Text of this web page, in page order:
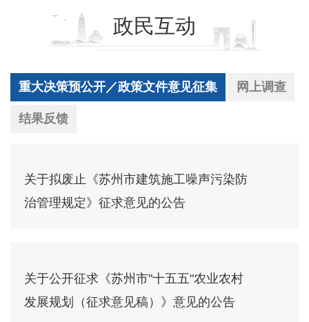
政民互动
重大决策预公开／政策文件意见征集 网上调查
结果反馈
关于拟废止《苏州市建筑施工噪声污染防
治管理规定》征求意见的公告
关于公开征求《苏州市"十五五"农业农村
发展规划（征求意见稿）》意见的公告